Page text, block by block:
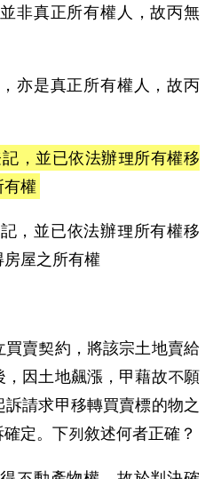
非真正所有權人，故丙無
亦是真正所有權人，故丙
，並已依法辦理所有權移
有權
，並已依法辦理所有權移
屋之所有權
賣契約，將該宗土地賣給
因土地飆漲，甲藉故不願
請求甲移轉買賣標的物之
定。下列敘述何者正確？